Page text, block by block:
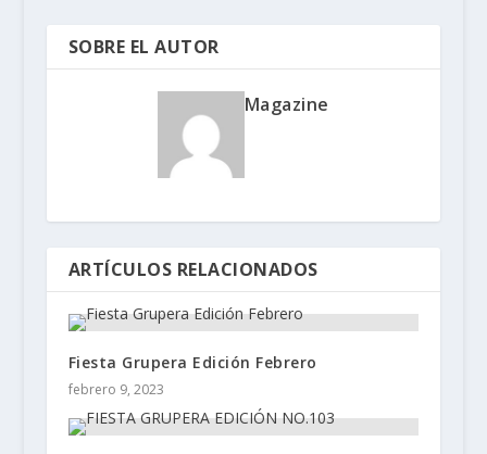
SOBRE EL AUTOR
Magazine
ARTÍCULOS RELACIONADOS
Fiesta Grupera Edición Febrero
febrero 9, 2023